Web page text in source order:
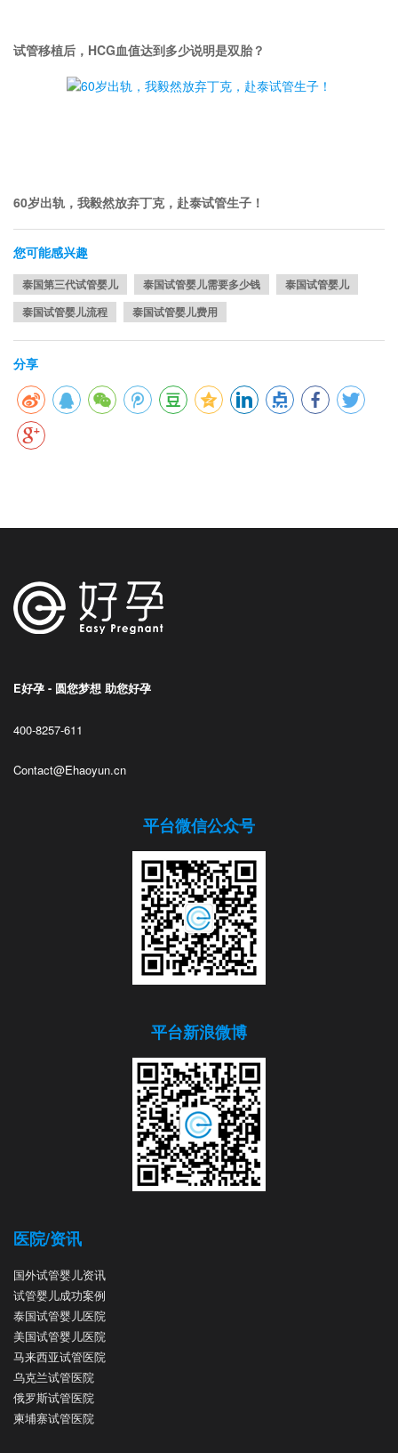
试管移植后，HCG血值达到多少说明是双胎？
60岁出轨，我毅然放弃丁克，赴泰试管生子！
您可能感兴趣
泰国第三代试管婴儿 泰国试管婴儿需要多少钱
泰国试管婴儿
泰国试管婴儿流程
泰国试管婴儿费用
分享
E好孕 - 圆您梦想 助您好孕
400-8257-611
Contact@Ehaoyun.cn
平台微信公众号
平台新浪微博
医院/资讯
国外试管婴儿资讯
试管婴儿成功案例
泰国试管婴儿医院
美国试管婴儿医院
马来西亚试管医院
乌克兰试管医院
俄罗斯试管医院
柬埔寨试管医院